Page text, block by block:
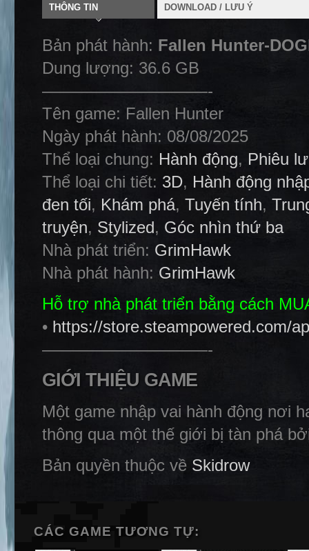
THÔNG TIN DOWNLOAD / LƯU Ý
Bản phát hành: Fallen Hunter-
Dung lượng: 36.6 GB
——————————-
Tên game: Fallen Hunter
Ngày phát hành: 08/08/2025
Thể loại chung: Hành động, Phiêu
Thể loại chi tiết: 3D, Hành động
đen tối, Khám phá, Tuyến tính,
truyện, Stylized, Góc nhìn thứ ba
Nhà phát triển: GrimHawk
Nhà phát hành: GrimHawk
Hỗ trợ nhà phát triển bằng cách
• https://store.steampowered.com/
——————————-
GIỚI THIỆU GAME
Một game nhập vai hành động nơi
thông qua một thế giới bị tàn phá
Bản quyền thuộc về Skidrow
CÁC GAME TƯƠNG TỰ: